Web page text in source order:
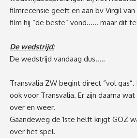
filmrecensie geeft en aan bv Virgil van
film hij “de beste” vond…… maar dit
De wedstrijd:
De wedstrijd vandaag dus…..
Transvalia ZW begint direct “vol gas”.
ook voor Transvalia. Er zijn daarna
over en weer.
Gaandeweg de 1ste helft krijgt GOZ
over het spel.